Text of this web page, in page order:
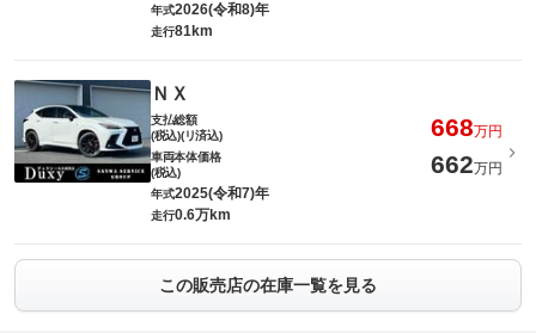
年式2026(令和8)年
走行81km
ＮＸ
支払総額
(税込)(リ済込)
668万円
車両本体価格
(税込)
662万円
年式2025(令和7)年
走行0.6万km
この販売店の在庫一覧を見る